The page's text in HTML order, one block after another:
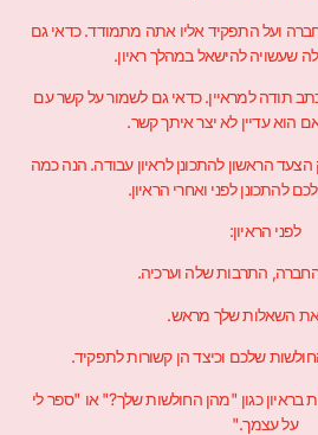
ועל התפקיד אליו אתה מתמודד. כדאי גם
שעשויה להישאל במהלך ראיון.
תודה למראיין. כדאי גם לשמור על קשר עם
הוא עדיין לא יצר איתך קשר.
הראשון להתכונן לראיון עבודה. הנה כמה
להתכונן לפני ואחרי הראיון.
לפני הראיון:
בראיון כגון "מהן החולשות שלך?" או "ספר לי
על עצמך."